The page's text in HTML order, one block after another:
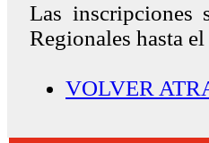
Las inscripciones
Regionales hasta
VOLVER